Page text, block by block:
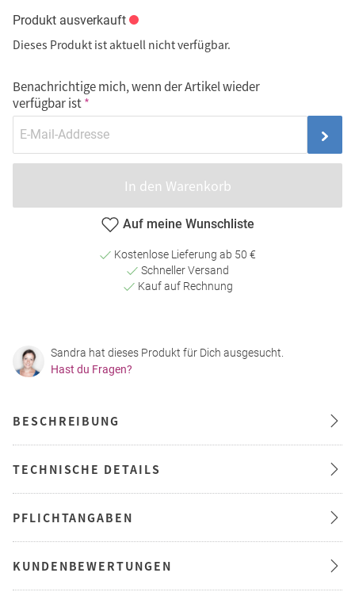
Produkt ausverkauft
Dieses Produkt ist aktuell nicht verfügbar.
Benachrichtige mich, wenn der Artikel wieder
verfügbar ist
In den Warenkorb
Auf meine Wunschliste
Kostenlose Lieferung ab 50 €
Schneller Versand
Kauf auf Rechnung
Sandra hat dieses Produkt für Dich ausgesucht.
Hast du Fragen?
BESCHREIBUNG
TECHNISCHE DETAILS
PFLICHTANGABEN
KUNDENBEWERTUNGEN